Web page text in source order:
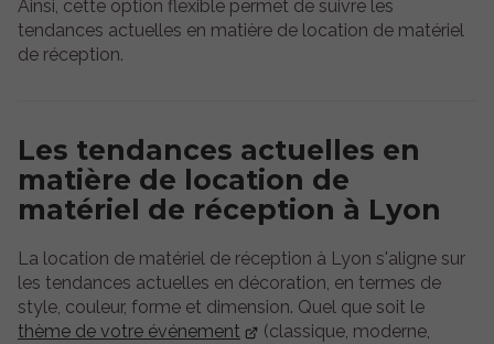
Ainsi, cette option flexible permet de suivre les
tendances actuelles en matière de location de matériel
de réception.
Les tendances actuelles en
matière de location de
matériel de réception à Lyon
La location de matériel de réception à Lyon s'aligne sur
les tendances actuelles en décoration, en termes de
style, couleur, forme et dimension. Quel que soit le
thème de votre événement
(classique, moderne,